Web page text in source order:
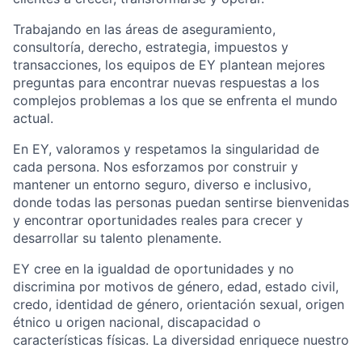
Trabajando en las áreas de aseguramiento,
consultoría, derecho, estrategia, impuestos y
transacciones, los equipos de EY plantean mejores
preguntas para encontrar nuevas respuestas a los
complejos problemas a los que se enfrenta el mundo
actual.
En EY, valoramos y respetamos la singularidad de
cada persona. Nos esforzamos por construir y
mantener un entorno seguro, diverso e inclusivo,
donde todas las personas puedan sentirse bienvenidas
y encontrar oportunidades reales para crecer y
desarrollar su talento plenamente.
EY cree en la igualdad de oportunidades y no
discrimina por motivos de género, edad, estado civil,
credo, identidad de género, orientación sexual, origen
étnico u origen nacional, discapacidad o
características físicas. La diversidad enriquece nuestro